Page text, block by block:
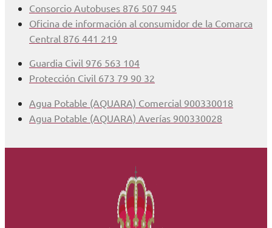
Consorcio Autobuses 876 507 945
Oficina de información al consumidor de la Comarca
Central 876 441 219
Guardia Civil 976 563 104
Protección Civil 673 79 90 32
Agua Potable (AQUARA) Comercial 900330018
Agua Potable (AQUARA) Averías 900330028